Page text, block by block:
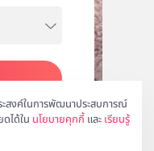
สงค์ในการพัฒนาประสบการณ์
ได้ใน นโยบายคุกกี้ และ เรียนรู้